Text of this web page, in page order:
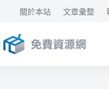
要
內
關於本站 文章彙整